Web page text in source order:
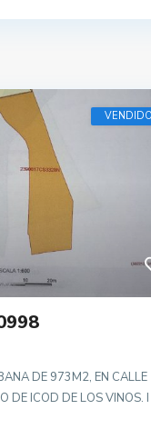
DE 973M2, EN CALLE
DE ICOD DE LOS VINOS. I